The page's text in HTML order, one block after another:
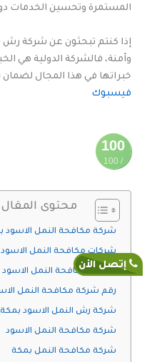
المستمرة وتحسين الخدمات
إذا كنتم تبحثون عن شركة
وآمنة، فالشركة الدولية هي
خبراتها في هذا المجال
فيسبوك
100
/ 100
نتيجة
تحسين
البحث
محتوى المقال
شركة مكافحة النمل الاسود
شركات مكافحة النمل
خدمات مكافحة النمل الاسود
رقم شركة مكافحة النمل
شركة رش النمل الاسود بمكة
شركة مكافحة النمل الاسود
شركة مكافحة النمل بمكة
إتصل الأن